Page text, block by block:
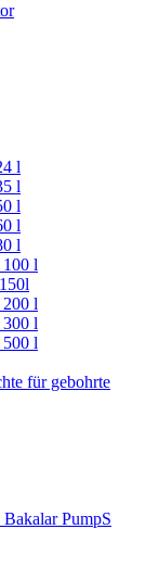
l
l
l
l
l
l
l
l
l
für gebohrte
Bakalar PumpS